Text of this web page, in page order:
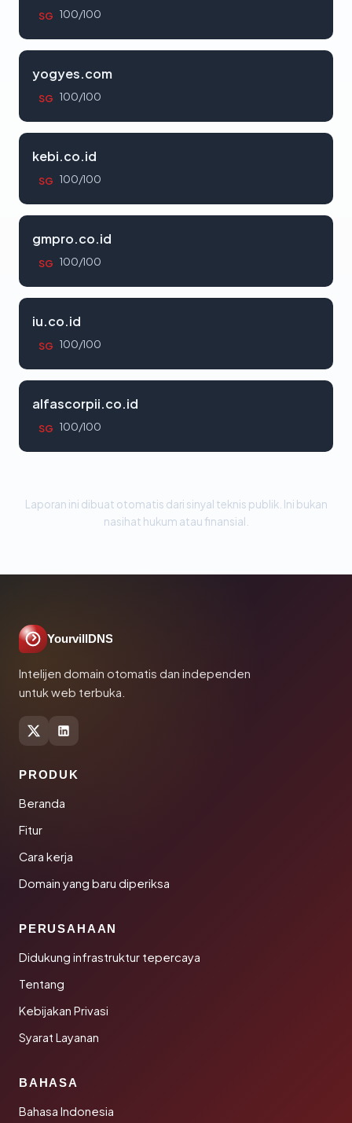
SG 100/100
yogyes.com
SG 100/100
kebi.co.id
SG 100/100
gmpro.co.id
SG 100/100
iu.co.id
SG 100/100
alfascorpii.co.id
SG 100/100
Laporan ini dibuat otomatis dari sinyal teknis publik. Ini bukan
nasihat hukum atau finansial.
YourvillDNS
Intelijen domain otomatis dan independen
untuk web terbuka.
PRODUK
Beranda
Fitur
Cara kerja
Domain yang baru diperiksa
PERUSAHAAN
Didukung infrastruktur tepercaya
Tentang
Kebijakan Privasi
Syarat Layanan
BAHASA
Bahasa Indonesia